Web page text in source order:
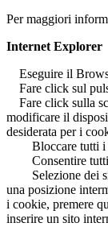
Per maggiori
Internet Explorer
Eseguire il
Fare click sul
Fare click sulla
modificare il
desiderata per i
Bloccare tutti i
Consentire tutti
Selezione dei siti
una posizione
i cookie, premere
inserire un sito